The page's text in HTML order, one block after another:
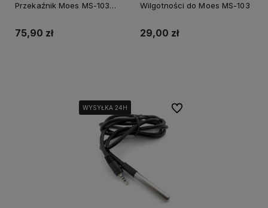
Przekaźnik Moes MS-103
75,90 zł
Wilgotności do Moes MS-103
29,00 zł
WYSYŁKA 24H
WYSYŁKA 24H
WYSYŁKA 24H
WYSYŁKA 24H Do ulubionych